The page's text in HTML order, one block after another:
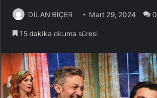
DİLAN BİÇER Mart 29, 2024 0
15 dakika okuma süresi